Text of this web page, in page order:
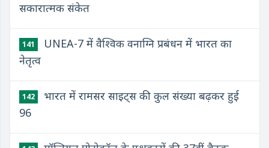
सकारात्मक संकेत
141
UNEA-7 में वैश्विक वनाग्नि प्रबंधन में भारत का
नेतृत्व
142
भारत में रामसर साइट्स की कुल संख्या बढ़कर हुई
96